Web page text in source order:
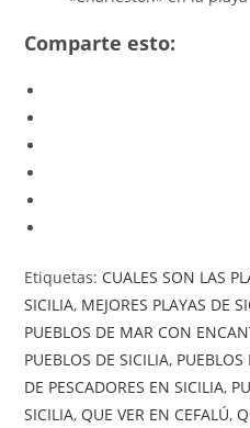
Comparte esto:
Etiquetas: CUALES SON LAS
SICILIA, MEJORES PLAYAS DE
PUEBLOS DE MAR CON
PUEBLOS DE SICILIA,
DE PESCADORES EN SICILIA,
SICILIA, QUE VER EN CEFALÚ,